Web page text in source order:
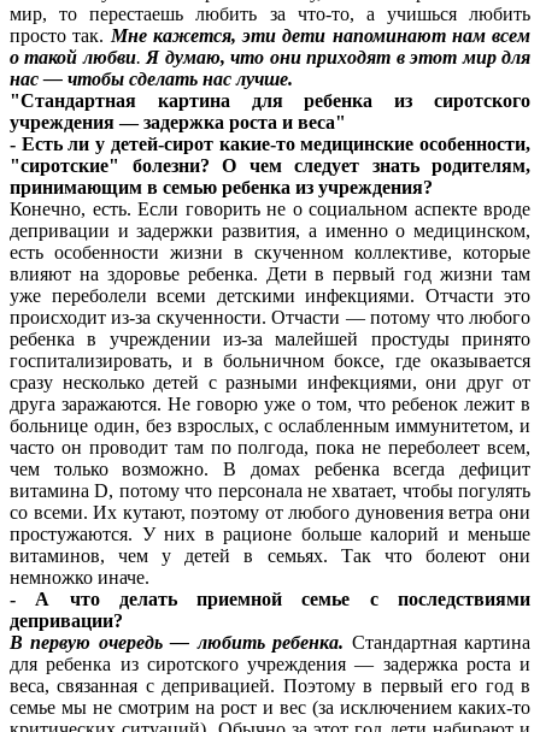
мир, то перестаешь любить за что-то, а учишься любить
просто так. Мне кажется, эти дети напоминают нам всем
о такой любви. Я думаю, что они приходят в этот мир для
нас — чтобы сделать нас лучше.
"Стандартная картина для ребенка из сиротского
учреждения — задержка роста и веса"
- Есть ли у детей-сирот какие-то медицинские особенности,
"сиротские" болезни? О чем следует знать родителям,
принимающим в семью ребенка из учреждения?
Конечно, есть. Если говорить не о социальном аспекте вроде
депривации и задержки развития, а именно о медицинском,
есть особенности жизни в скученном коллективе, которые
влияют на здоровье ребенка. Дети в первый год жизни там
уже переболели всеми детскими инфекциями. Отчасти это
происходит из-за скученности. Отчасти — потому что любого
ребенка в учреждении из-за малейшей простуды принято
госпитализировать, и в больничном боксе, где оказывается
сразу несколько детей с разными инфекциями, они друг от
друга заражаются. Не говорю уже о том, что ребенок лежит в
больнице один, без взрослых, с ослабленным иммунитетом, и
часто он проводит там по полгода, пока не переболеет всем,
чем только возможно. В домах ребенка всегда дефицит
витамина D, потому что персонала не хватает, чтобы погулять
со всеми. Их кутают, поэтому от любого дуновения ветра они
простужаются. У них в рационе больше калорий и меньше
витаминов, чем у детей в семьях. Так что болеют они
немножко иначе.
- А что делать приемной семье с последствиями
депривации?
В первую очередь — любить ребенка. Стандартная картина
для ребенка из сиротского учреждения — задержка роста и
веса, связанная с депривацией. Поэтому в первый его год в
семье мы не смотрим на рост и вес (за исключением каких-то